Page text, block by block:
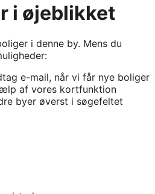
i øjeblikket
i denne by. Mens du
e-mail, når vi får nye boliger
af vores kortfunktion
byer øverst i søgefeltet